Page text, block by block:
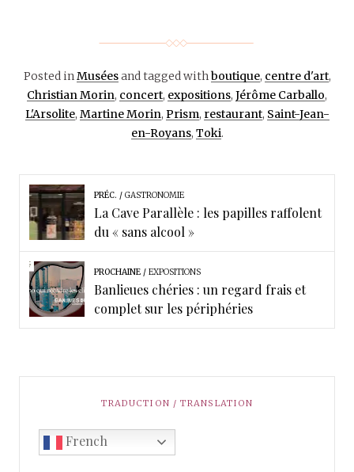
Posted inMuséesand tagged withboutique, centre d'art,
Christian Morin, concert, expositions, Jérôme Carballo,
L'Arsolite, Martine Morin, Prism, restaurant, Saint-Jean-
en-Royans, Toki.
PRÉC. GASTRONOMIE
La Cave Parallèle : les papilles raffolent
du « sans alcool »
PROCHAINE EXPOSITIONS
Banlieues chéries : un regard frais et
complet sur les périphéries
TRADUCTION / TRANSLATION
French